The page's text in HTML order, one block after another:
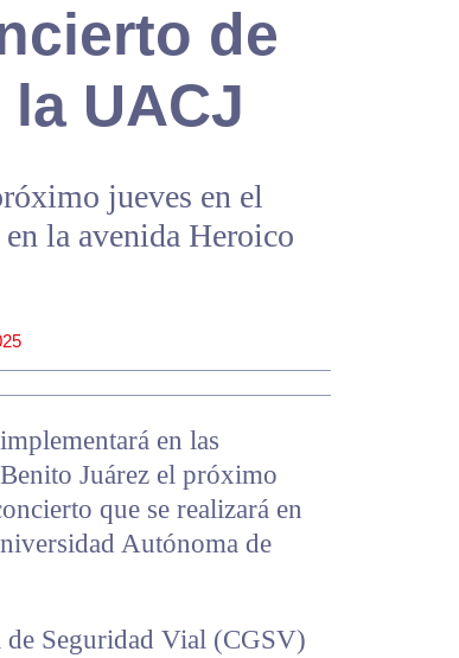
de
UACJ
jueves en el
la avenida Heroico
en las
Juárez el próximo
que se realizará en
Autónoma de
de Seguridad Vial (CGSV)